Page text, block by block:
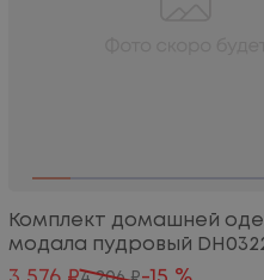
Комплект домашней
модала пудровый